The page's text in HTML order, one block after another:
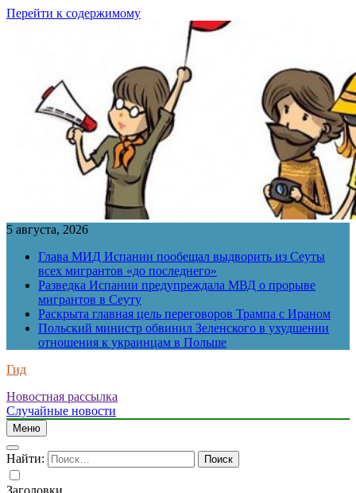
Перейти к содержимому
5 августа, 2026
Глава МИД Испании пообещал выдворить из Сеуты
всех мигрантов «до последнего»
Разведка Испании предупреждала МВД о прорыве
мигрантов в Сеуту
Раскрыта главная цель переговоров Трампа с Ираном
Польский министр обвинил Зеленского в ухудшении
отношения к украинцам в Польше
Гид
Новостная рассылка
Случайные новости
Меню
Найти:
Заголовки